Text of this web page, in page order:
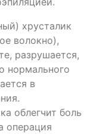
хрусталик
волокно),
разрушается,
нормального
в
облегчит боль
операция